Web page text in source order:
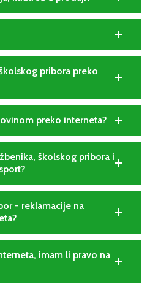
pribora preko
preko interneta?
školskog pribora i
- reklamacije na
imam li pravo na